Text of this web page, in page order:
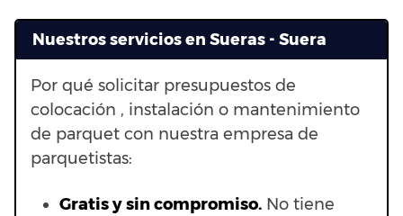
Nuestros servicios en Sueras - Suera
Por qué solicitar presupuestos de
colocación , instalación o mantenimiento
de parquet con nuestra empresa de
parquetistas:
Gratis y sin compromiso. No tiene